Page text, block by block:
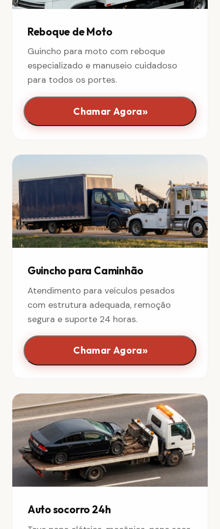
Reboque de Moto
Guincho para moto com reboque
especializado e manuseio cuidadoso
para todos os portes.
Chamar Agora»
Guincho para Caminhão
Atendimento para veículos pesados
com estrutura adequada, remoção
segura e suporte 24 horas.
Chamar Agora»
Auto socorro 24h